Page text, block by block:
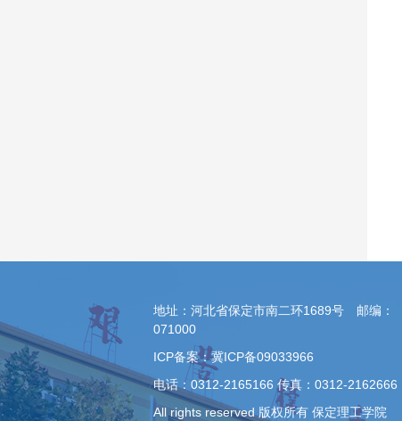
地址：河北省保定市南二环1689号 邮编：
071000
ICP备案：冀ICP备09033966
电话：0312-2165166 传真：0312-2162666
All rights reserved 版权所有 保定理工学院